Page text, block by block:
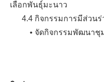
เลือกพันธุ์มะนาว
4.4 กิจกรรมการมีส่วน
• จัดกิจกรรมพัฒนาชุ